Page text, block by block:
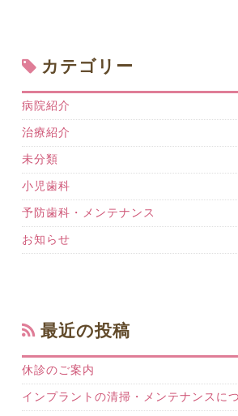
カテゴリー
病院紹介
治療紹介
未分類
小児歯科
予防歯科・メンテナンス
お知らせ
最近の投稿
休診のご案内
インプラントの清掃・メンテナンスに